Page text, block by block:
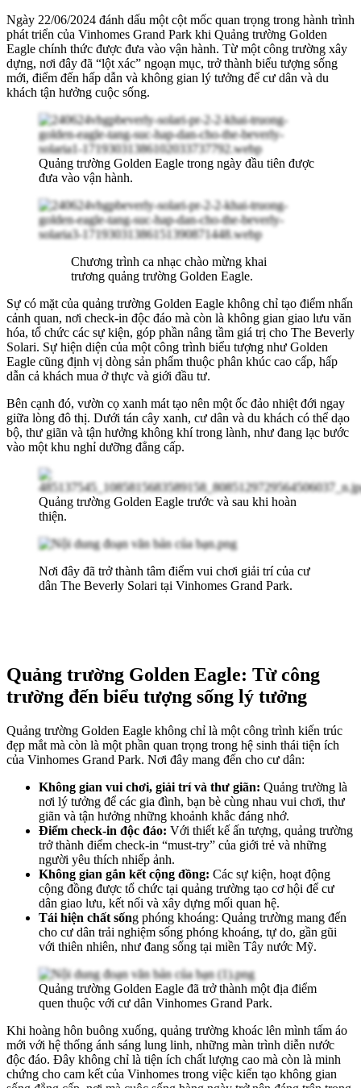
Ngày 22/06/2024 đánh dấu một cột mốc quan trọng trong hành trình
phát triển của Vinhomes Grand Park khi Quảng trường Golden
Eagle chính thức được đưa vào vận hành. Từ một công trường xây
dựng, nơi đây đã “lột xác” ngoạn mục, trở thành biểu tượng sống
mới, điểm đến hấp dẫn và không gian lý tưởng để cư dân và du
khách tận hưởng cuộc sống.
Quảng trường Golden Eagle trong ngày đầu tiên được
đưa vào vận hành.
Chương trình ca nhạc chào mừng khai
trương quảng trường Golden Eagle.
Sự có mặt của quảng trường Golden Eagle không chỉ tạo điểm nhấn
cảnh quan, nơi check-in độc đáo mà còn là không gian giao lưu văn
hóa, tổ chức các sự kiện, góp phần nâng tầm giá trị cho The Beverly
Solari. Sự hiện diện của một công trình biểu tượng như Golden
Eagle cũng định vị dòng sản phẩm thuộc phân khúc cao cấp, hấp
dẫn cả khách mua ở thực và giới đầu tư.
Bên cạnh đó, vườn cọ xanh mát tạo nên một ốc đảo nhiệt đới ngay
giữa lòng đô thị. Dưới tán cây xanh, cư dân và du khách có thể dạo
bộ, thư giãn và tận hưởng không khí trong lành, như đang lạc bước
vào một khu nghỉ dưỡng đẳng cấp.
Quảng trường Golden Eagle trước và sau khi hoàn
thiện.
Nơi đây đã trở thành tâm điểm vui chơi giải trí của cư
dân The Beverly Solari tại Vinhomes Grand Park.
Quảng trường Golden Eagle: Từ công
trường đến biểu tượng sống lý tưởng
Quảng trường Golden Eagle không chỉ là một công trình kiến trúc
đẹp mắt mà còn là một phần quan trọng trong hệ sinh thái tiện ích
của Vinhomes Grand Park. Nơi đây mang đến cho cư dân:
Không gian vui chơi, giải trí và thư giãn: Quảng trường là
nơi lý tưởng để các gia đình, bạn bè cùng nhau vui chơi, thư
giãn và tận hưởng những khoảnh khắc đáng nhớ.
Điểm check-in độc đáo: Với thiết kế ấn tượng, quảng trường
trở thành điểm check-in “must-try” của giới trẻ và những
người yêu thích nhiếp ảnh.
Không gian gắn kết cộng đồng: Các sự kiện, hoạt động
cộng đồng được tổ chức tại quảng trường tạo cơ hội để cư
dân giao lưu, kết nối và xây dựng mối quan hệ.
Tái hiện chất sống phóng khoáng: Quảng trường mang đến
cho cư dân trải nghiệm sống phóng khoáng, tự do, gần gũi
với thiên nhiên, như đang sống tại miền Tây nước Mỹ.
Quảng trường Golden Eagle đã trở thành một địa điểm
quen thuộc với cư dân Vinhomes Grand Park.
Khi hoàng hôn buông xuống, quảng trường khoác lên mình tấm áo
mới với hệ thống ánh sáng lung linh, những màn trình diễn nước
độc đáo. Đây không chỉ là tiện ích chất lượng cao mà còn là minh
chứng cho cam kết của Vinhomes trong việc kiến tạo không gian